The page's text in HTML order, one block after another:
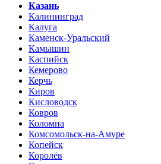
Казань
Калининград
Калуга
Каменск-Уральский
Камышин
Каспийск
Кемерово
Керчь
Киров
Кисловодск
Ковров
Коломна
Комсомольск-на-Амуре
Копейск
Королёв